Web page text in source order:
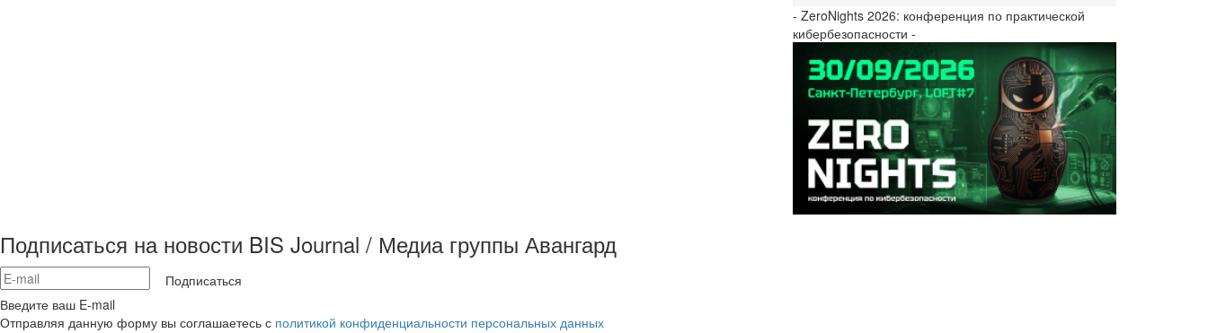
- ZeroNights 2026: конференция по практической
кибербезопасности -
Подписаться на новости BIS Journal / Медиа группы Авангард
Подписаться
Введите ваш E-mail
Отправляя данную форму вы соглашаетесь с политикой конфиденциальности персональных данных